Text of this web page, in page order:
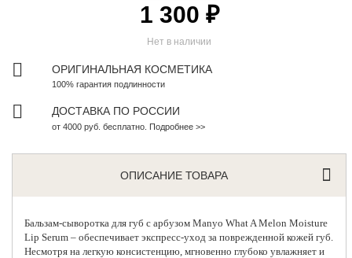
Нет в наличии
1 300 ₽
ОРИГИНАЛЬНАЯ КОСМЕТИКА
100% гарантия подлинности
ДОСТАВКА ПО РОССИИ
от 4000 руб. бесплатно. Подробнее >>
ОПИСАНИЕ ТОВАРА
Бальзам-сыворотка для губ с арбузом Manyo What A Melon Moisture
Lip Serum – обеспечивает экспресс-уход за поврежденной кожей губ.
Несмотря на легкую консистенцию, мгновенно глубоко увлажняет и